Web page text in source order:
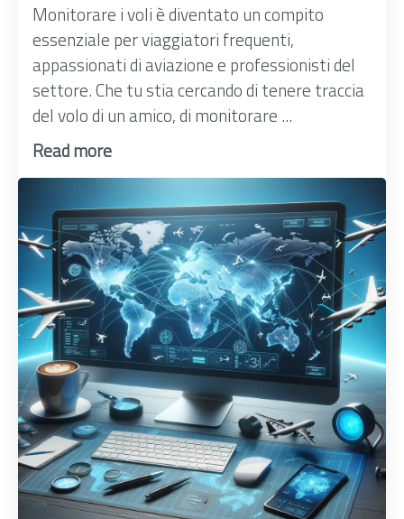
Monitorare i voli è diventato un compito
essenziale per viaggiatori frequenti,
appassionati di aviazione e professionisti del
settore. Che tu stia cercando di tenere traccia
del volo di un amico, di monitorare ...
Read more